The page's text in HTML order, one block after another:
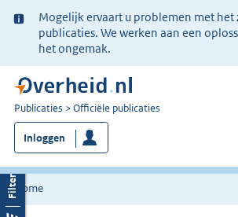
Ter
informatie:
Mogelijk ervaart u problemen met het
publicaties. We werken aan een
het ongemak.
U
bent
nu
hier:
Publicaties Officiële publicaties
Inloggen
Home